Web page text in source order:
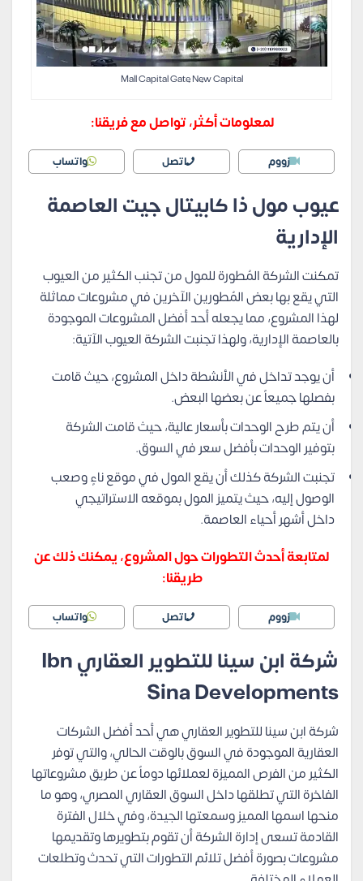
Mall Capital Gate New Capital
لمعلومات أكثر، تواصل مع فريقنا:
زووم اتصل واتساب
عيوب مول ذا كابيتال جيت العاصمة
الإدارية
تمكنت الشركة المُطورة للمول من تجنب الكثير من العيوب
التي يقع بها بعض المُطورين الآخرين في مشروعات مماثلة
لهذا المشروع، مما يجعله أحد أفضل المشروعات الموجودة
بالعاصمة الإدارية، ولهذا تجنبت الشركة العيوب الآتية:
أن يوجد تداخل في الأنشطة داخل المشروع، حيث قامت
بفصلها جميعاً عن بعضها البعض.
أن يتم طرح الوحدات بأسعار عالية، حيث قامت الشركة
بتوفير الوحدات بأفضل سعر في السوق.
تجنبت الشركة كذلك أن يقع المول في موقع ناءٍ وصعب
الوصول إليه، حيث يتميز المول بموقعه الاستراتيجي
داخل أشهر أحياء العاصمة.
لمتابعة أحدث التطورات حول المشروع، يمكنك ذلك عن
طريقنا:
زووم اتصل واتساب
شركة ابن سينا للتطوير العقاري Ibn
Sina Developments
شركة ابن سينا للتطوير العقاري هي أحد أفضل الشركات
العقارية الموجودة في السوق بالوقت الحالي، والتي توفر
الكثير من الفرص المميزة لعملائها دوماً عن طريق مشروعاتها
الفاخرة التي تطلقها داخل السوق العقاري المصري، وهو ما
منحها اسمها المميز وسمعتها الجيدة، وفي خلال الفترة
القادمة تسعى إدارة الشركة أن تقوم بتطويرها وتقديمها
مشروعات بصورة أفضل تلائم التطورات التي تحدث وتطلعات